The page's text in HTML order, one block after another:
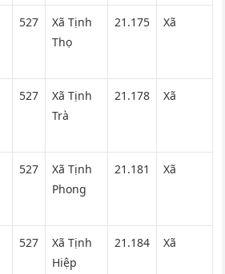
527
Xã Tịnh
Thọ
21.175 Xã
527
Xã Tịnh
Trà
21.178 Xã
527
Xã Tịnh
Phong
21.181 Xã
527
Xã Tịnh
Hiệp
21.184 Xã